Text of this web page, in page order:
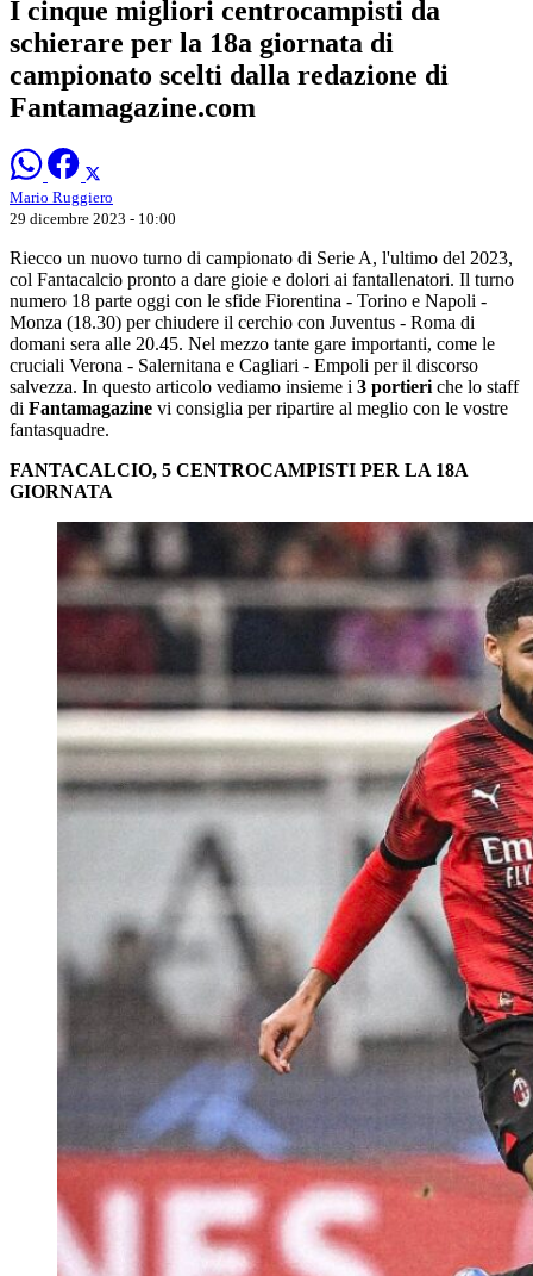
I cinque migliori centrocampisti da
schierare per la 18a giornata di
campionato scelti dalla redazione di
Fantamagazine.com
Mario Ruggiero
29 dicembre 2023 - 10:00
Riecco un nuovo turno di campionato di Serie A, l'ultimo del 2023,
col Fantacalcio pronto a dare gioie e dolori ai fantallenatori. Il turno
numero 18 parte oggi con le sfide Fiorentina - Torino e Napoli -
Monza (18.30) per chiudere il cerchio con Juventus - Roma di
domani sera alle 20.45. Nel mezzo tante gare importanti, come le
cruciali Verona - Salernitana e Cagliari - Empoli per il discorso
salvezza. In questo articolo vediamo insieme i 3 portieri che lo staff
di Fantamagazine vi consiglia per ripartire al meglio con le vostre
fantasquadre.
FANTACALCIO, 5 CENTROCAMPISTI PER LA 18A
GIORNATA